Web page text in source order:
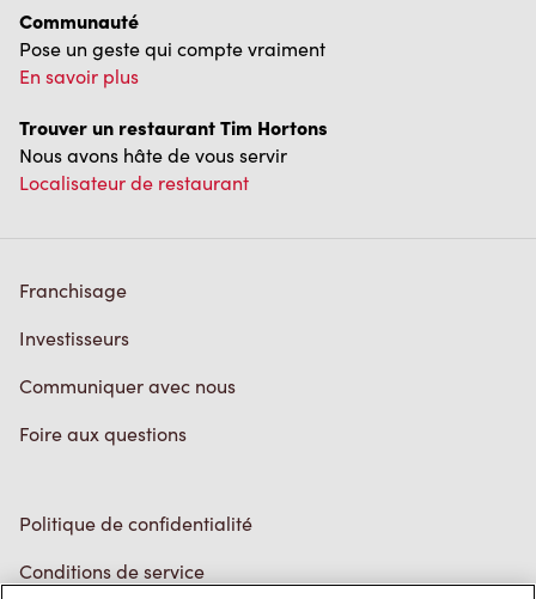
Communauté
Pose un geste qui compte vraiment
En savoir plus
Trouver un restaurant Tim Hortons
Nous avons hâte de vous servir
Localisateur de restaurant
Franchisage
Investisseurs
Communiquer avec nous
Foire aux questions
Politique de confidentialité
Conditions de service